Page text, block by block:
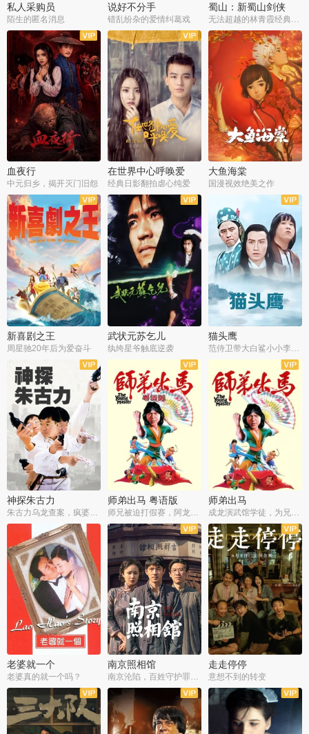
私人采购员
陌生的匿名消息
说好不分手
错乱纷杂的爱情纠葛戏
蜀山：新蜀山剑侠
无法超越的林青霞经典角色
血夜行
中元归乡，揭开灭门旧怨
在世界中心呼唤爱
经典日影翻拍虐心纯爱
大鱼海棠
国漫视效绝美之作
新喜剧之王
周星驰20年后为爱奋斗
武状元苏乞儿
纨绔星爷触底逆袭
猫头鹰
神探朱古力
朱古力乌龙查案，疯婆子神助攻
师弟出马 粤语版
师兄被迫打假赛，阿龙追查斗黑帮
师弟出马
成龙演武馆学徒，为兄搏命战黑道
老婆就一个
老婆真的就一个吗？
南京照相馆
南京沦陷，百姓守护罪证底片
走走停停
意想不到的转变